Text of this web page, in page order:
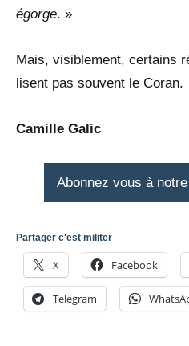
égorge. »
Mais, visiblement, certains
lisent pas souvent le Coran.
Camille Galic
Abonnez vous à
Partager c'est militer
X Facebook
Telegram